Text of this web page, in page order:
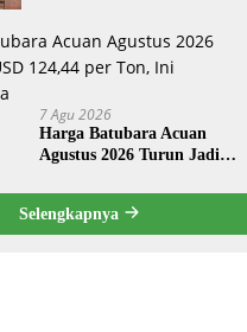
7 Agu 2026
Harga Batubara Acuan
Agustus 2026 Turun Jadi
Penyebabnya
Selengkapnya